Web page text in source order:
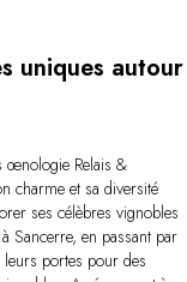
uniques autour
œnologie Relais &
charme et sa diversité
ses célèbres vignobles
Sancerre, en passant par
portes pour des